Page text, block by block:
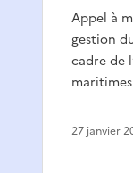
Appel à
gestion
cadre de
27 janvier